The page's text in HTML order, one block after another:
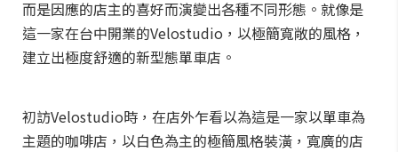
而是因應的店主的喜好而演變出各種不同形態。就像是
這一家在台中開業的Velostudio，以極簡寬敞的風格，
建立出極度舒適的新型態單車店。
初訪Velostudio時，在店外乍看以為這是一家以單車為
主題的咖啡店，以白色為主的極簡風格裝潢，寬廣的店